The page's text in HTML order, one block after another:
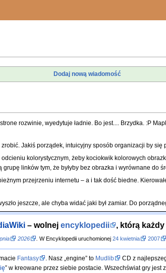
Dodaj nową wiadomość
rozwinie, wyedytuje ładnie. Bo jest.... Brzydka. :P
Jakiś porządek, intuicyjny sposób organizacji by się
kolorystycznym, żeby kociokwik kolorowych
linków tym, że byłyby bez obrazka i wyrównane do
przejrzeniu internetu – a i tak dość biedne.
jeszcze, ale chyba widać jaki był zamiar. Do
– wolnej encyklopedii , którą
2026 W Encyklopedii uruchomionej 24 kwietnia 2007
Fantasy . Nasz „engine” to Mudlib CD z
” w kreowane przez siebie postacie. Wszechświat gry